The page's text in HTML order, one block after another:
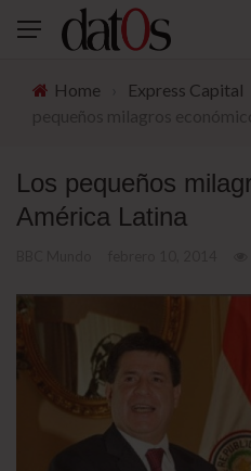
Home Express Capital
Los pequeños
América Latina